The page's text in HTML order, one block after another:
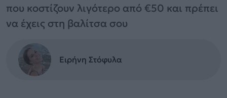
που κοστίζουν λιγότερο από €50 και πρέπει
να έχεις στη βαλίτσα σου
Ειρήνη Στόφυλα